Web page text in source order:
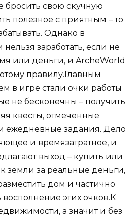
бросить свою скучную
полезное с приятным – то
Однако в
заработать, если не
или деньги, и ArcheWorld
правилу.Главным
в игре стали очки работы
не бесконечны – получить
квесты, отмеченные
ежедневные задания. Дело
и времязатратное, и
выход – купить или
земли за реальные деньги,
дом и частично
восполнение этих очков.К
а значит и без